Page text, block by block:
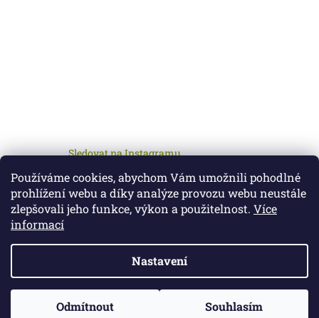
Používáme cookies, abychom Vám umožnili pohodlné
prohlížení webu a díky analýze provozu webu neustále
zlepšovali jeho funkce, výkon a použitelnost. Více
informací
Nastavení
Odmítnout Souhlasím
Vážení zákazníci, od 10.8. do 14.8. má celý tým dovolenou.
Veškeré objednávky přijaté v tomto období budou expedovány
Sledovat na Instagramu
Vytvořil Shoptet
Copyright 2026Petcz.cz . Všechna práva vyhrazena.